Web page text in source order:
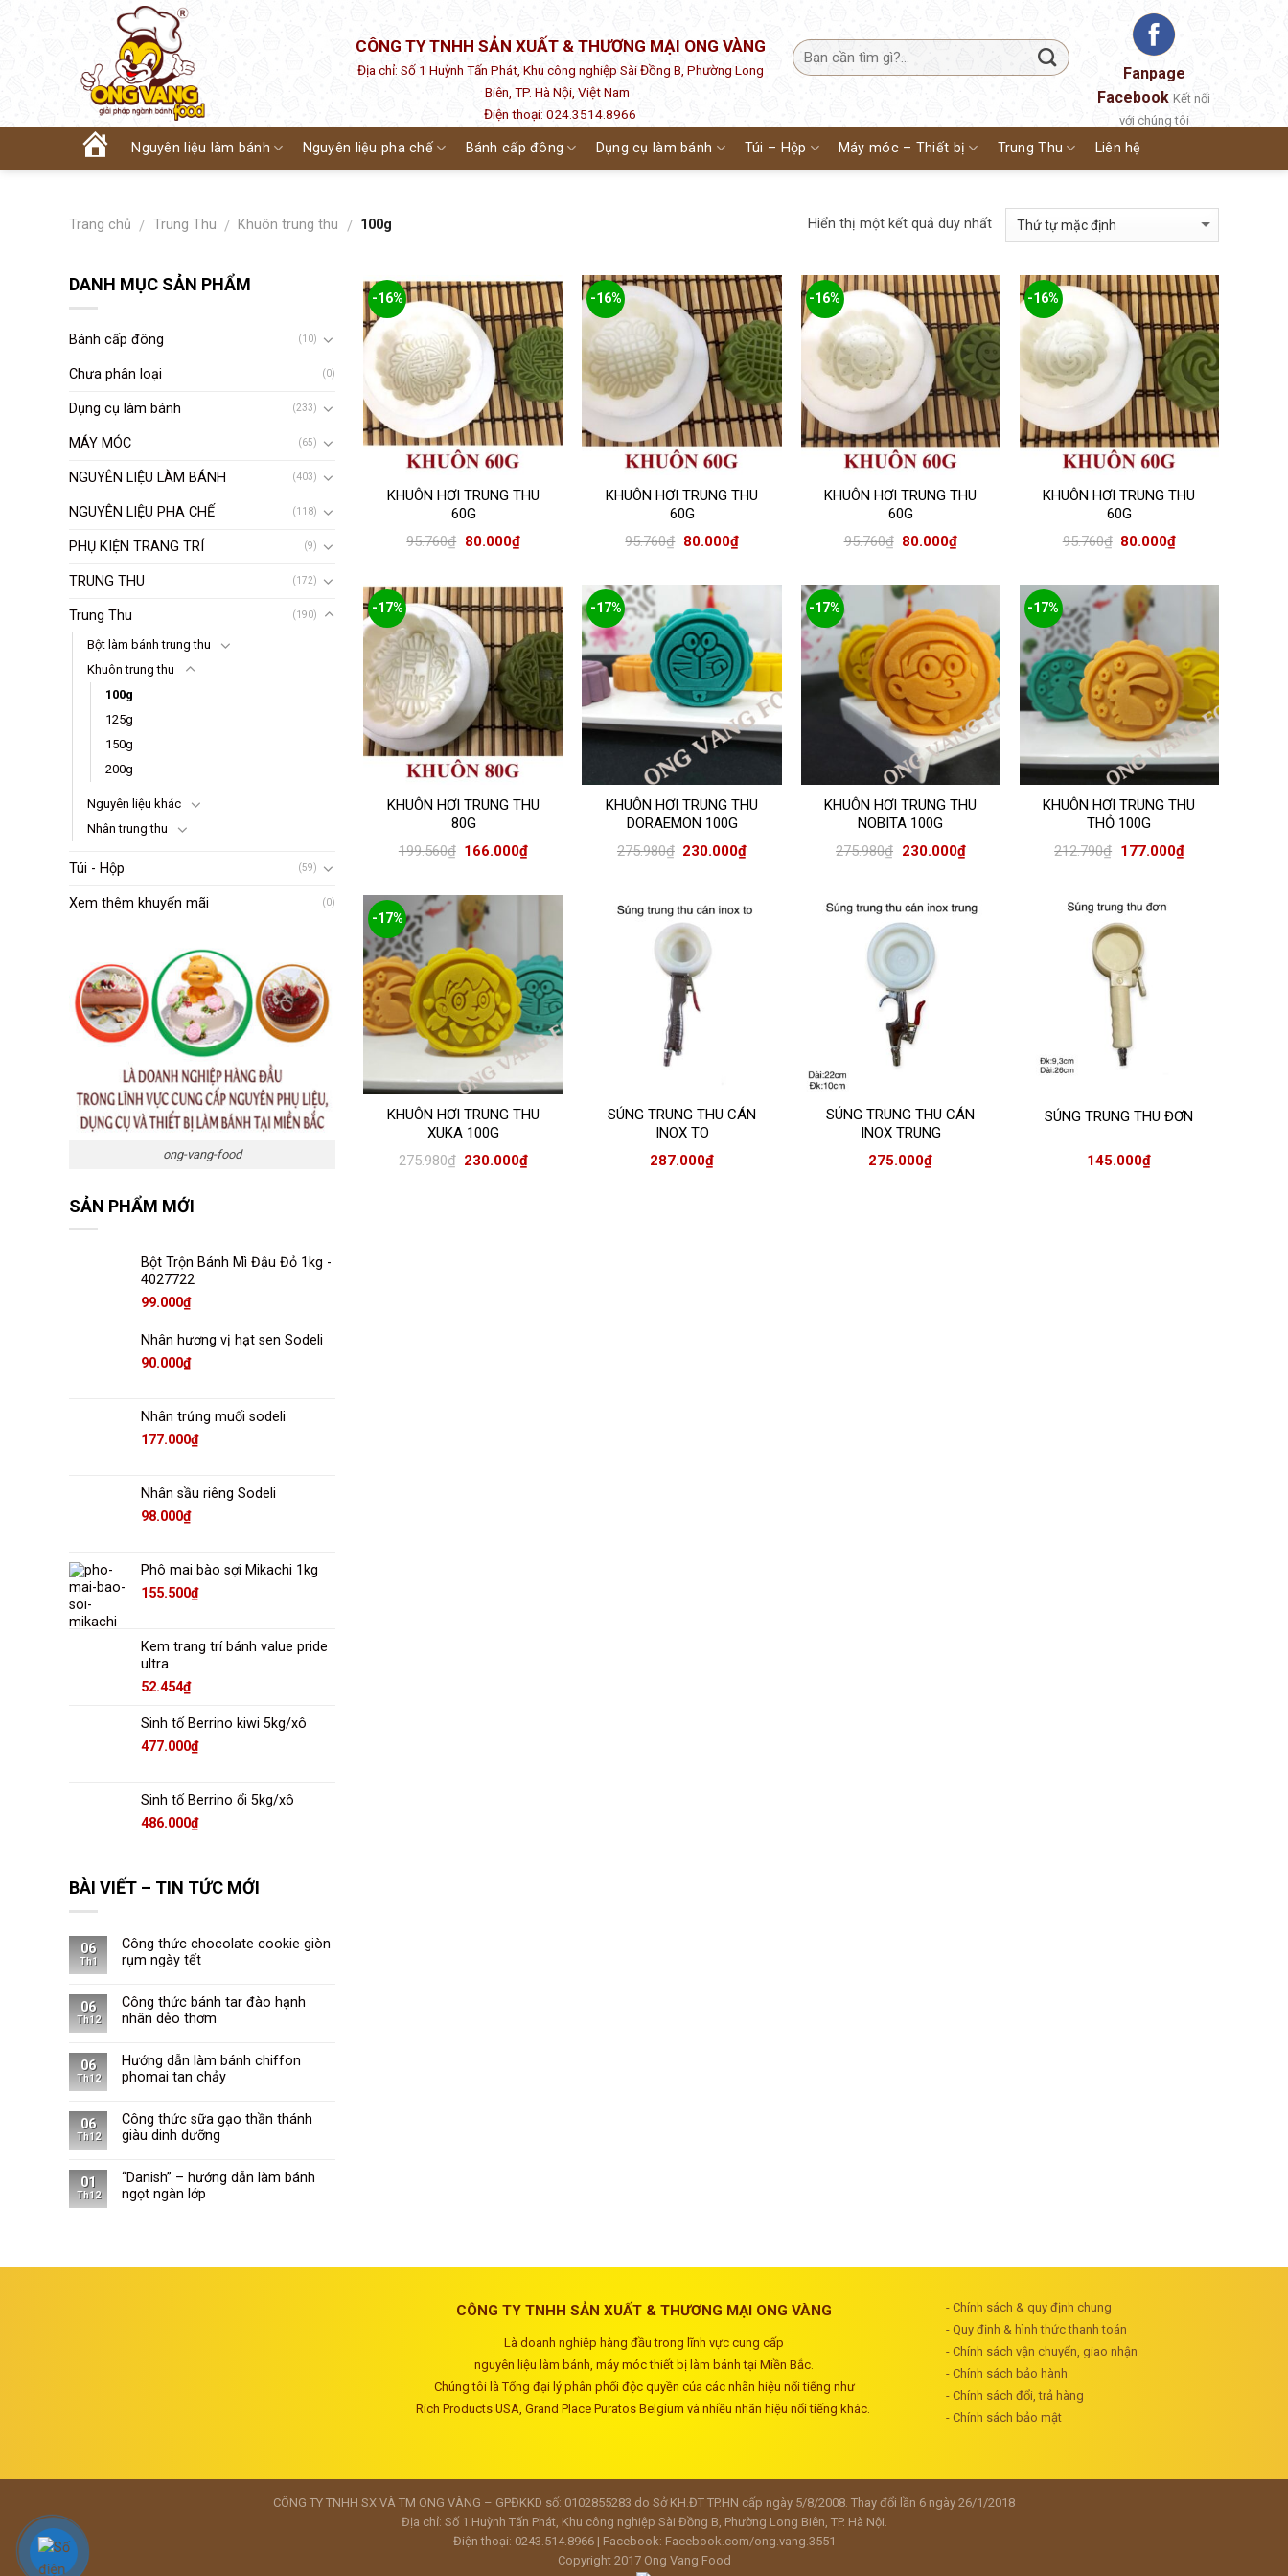
CÔNG TY TNHH SẢN XUẤT & THƯƠNG MẠI ONG VÀNG
Địa chỉ: Số 1 Huỳnh Tấn Phát, Khu công nghiệp Sài Đồng B, Phường Long
Biên, TP. Hà Nội, Việt Nam
Điện thoại: 024.3514.8966
Fanpage
Facebook Kết nối
với chúng tôi
Trang
Nguyên liệu làm bánh Nguyên liệu pha chế Bánh cấp đông Dụng cụ làm bánh Túi – Hộp Máy móc – Thiết bị Trung Thu Liên hệ
Trang chủ / Trung Thu / Khuôn trung thu / 100g Hiển thị một kết quả duy nhất
DANH MỤC SẢN PHẨM
Bánh cấp đông (10)
Chưa phân loại (0)
Dụng cụ làm bánh (233)
MÁY MÓC (65)
NGUYÊN LIỆU LÀM BÁNH (403)
NGUYÊN LIỆU PHA CHẾ (118)
PHỤ KIỆN TRANG TRÍ (9)
TRUNG THU (172)
Trung Thu (190)
Bột làm bánh trung thu
Khuôn trung thu
100g
125g
150g
200g
Nguyên liệu khác
Nhân trung thu
Túi - Hộp (59)
Xem thêm khuyến mãi (0)
ong-vang-food
SẢN PHẨM MỚI
Bột Trộn Bánh Mì Đậu Đỏ 1kg -
4027722
99.000₫
Nhân hương vị hạt sen Sodeli
90.000₫
Nhân trứng muối sodeli
177.000₫
Nhân sầu riêng Sodeli
98.000₫
Phô mai bào sợi Mikachi 1kg
155.500₫
Kem trang trí bánh value pride
ultra
52.454₫
Sinh tố Berrino kiwi 5kg/xô
477.000₫
Sinh tố Berrino ổi 5kg/xô
486.000₫
BÀI VIẾT – TIN TỨC MỚI
06
Th1
Công thức chocolate cookie giòn
rụm ngày tết
06
Th12
Công thức bánh tar đào hạnh
nhân dẻo thơm
06
Th12
Hướng dẫn làm bánh chiffon
phomai tan chảy
06
Th12
Công thức sữa gạo thần thánh
giàu dinh dưỡng
01
Th12
“Danish” – hướng dẫn làm bánh
ngọt ngàn lớp
-16%
KHUÔN HƠI TRUNG THU
60G
95.760₫ 80.000₫
-16%
KHUÔN HƠI TRUNG THU
60G
95.760₫ 80.000₫
-16%
KHUÔN HƠI TRUNG THU
60G
95.760₫ 80.000₫
-16%
KHUÔN HƠI TRUNG THU
60G
95.760₫ 80.000₫
-17%
KHUÔN HƠI TRUNG THU
80G
199.560₫ 166.000₫
-17%
KHUÔN HƠI TRUNG THU
DORAEMON 100G
275.980₫ 230.000₫
-17%
KHUÔN HƠI TRUNG THU
NOBITA 100G
275.980₫ 230.000₫
-17%
KHUÔN HƠI TRUNG THU
THỎ 100G
212.790₫ 177.000₫
-17%
KHUÔN HƠI TRUNG THU
XUKA 100G
275.980₫ 230.000₫
SÚNG TRUNG THU CÁN
INOX TO
287.000₫
SÚNG TRUNG THU CÁN
INOX TRUNG
275.000₫
SÚNG TRUNG THU ĐƠN
145.000₫
CÔNG TY TNHH SẢN XUẤT & THƯƠNG MẠI ONG VÀNG
Là doanh nghiệp hàng đầu trong lĩnh vực cung cấp
nguyên liệu làm bánh, máy móc thiết bị làm bánh tại Miền Bắc.
Chúng tôi là Tổng đại lý phân phối độc quyền của các nhãn hiệu nổi tiếng như
Rich Products USA, Grand Place Puratos Belgium và nhiều nhãn hiệu nổi tiếng khác.
- Chính sách & quy định chung
- Quy định & hình thức thanh toán
- Chính sách vận chuyển, giao nhận
- Chính sách bảo hành
- Chính sách đổi, trả hàng
- Chính sách bảo mật
CÔNG TY TNHH SX VÀ TM ONG VÀNG – GPĐKKD số: 0102855283 do Sở KH.ĐT TP.HN cấp ngày 5/8/2008. Thay đổi lần 6 ngày 26/1/2018
Địa chỉ: Số 1 Huỳnh Tấn Phát, Khu công nghiệp Sài Đồng B, Phường Long Biên, TP. Hà Nội.
Điện thoại: 0243.514.8966 | Facebook: Facebook.com/ong.vang.3551
Copyright 2017 Ong Vang Food